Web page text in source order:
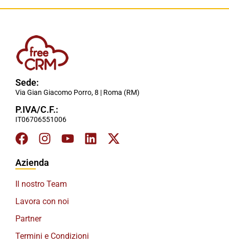
Sede:
Via Gian Giacomo Porro, 8 | Roma (RM)
P.IVA/C.F.:
IT06706551006
Azienda
Il nostro Team
Lavora con noi
Partner
Termini e Condizioni